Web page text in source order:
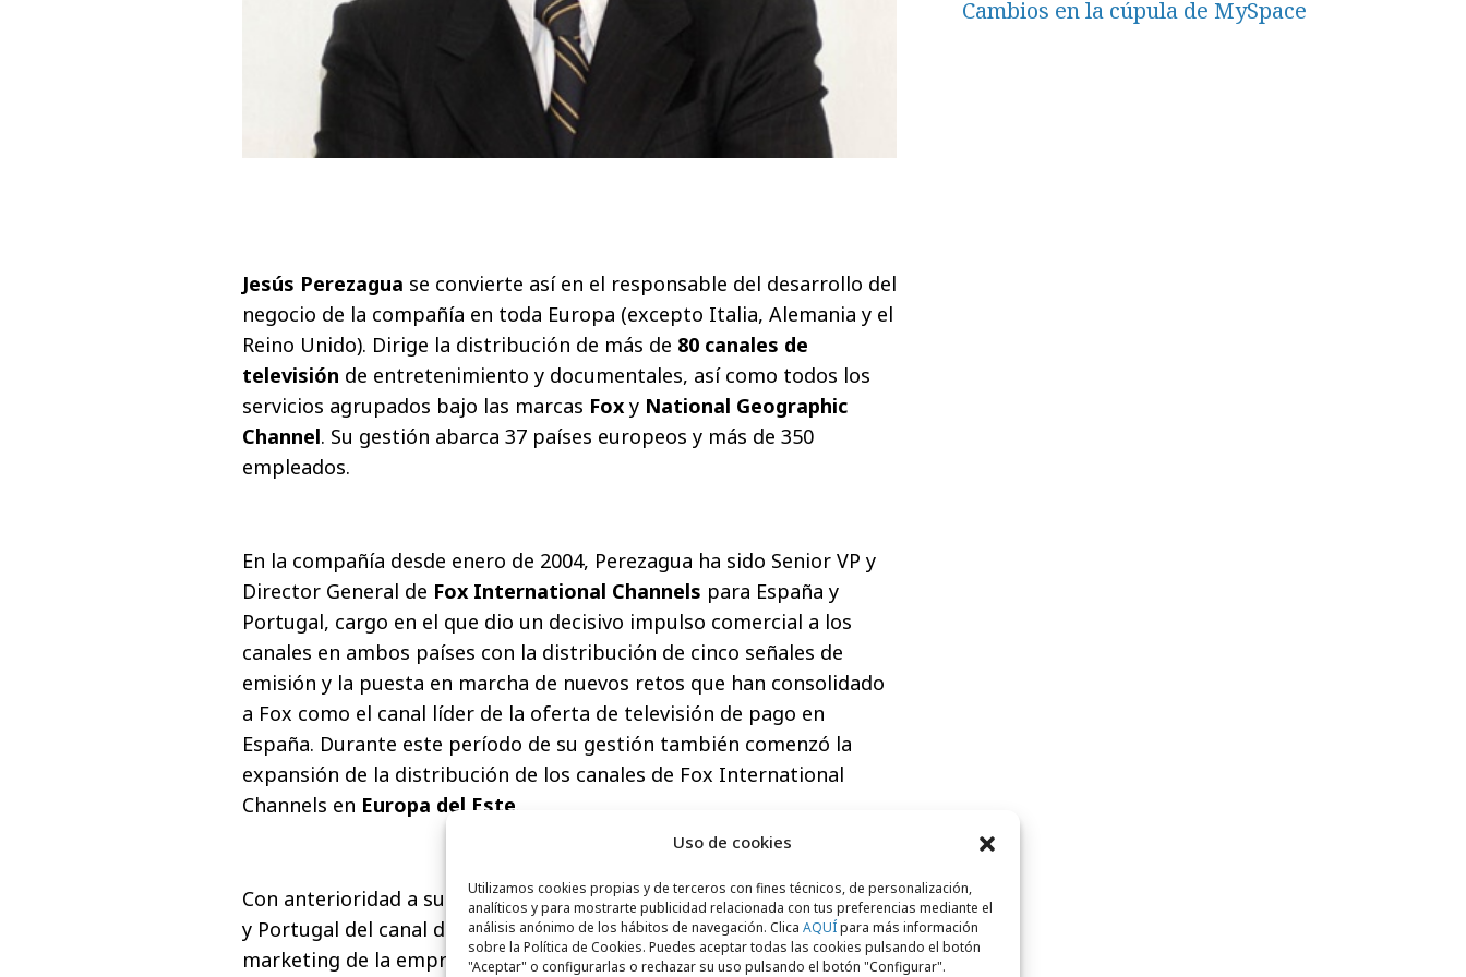
Uso de cookies
Utilizamos cookies propias y de terceros con fines técnicos, de personalización,
analíticos y para mostrarte publicidad relacionada con tus preferencias mediante el
análisis anónimo de los hábitos de navegación. Clica AQUÍpara más información
sobre la Política de Cookies. Puedes aceptar todas las cookies pulsando el botón
"Aceptar" o configurarlas o rechazar su uso pulsando el botón "Configurar".
Jesús Perezagua se convierte así en el responsable del desarrollo del
negocio de la compañía en toda Europa (excepto Italia, Alemania y el
Reino Unido). Dirige la distribución de más de 80 canales de
televisión de entretenimiento y documentales, así como todos los
servicios agrupados bajo las marcas Fox y National Geographic
Channel. Su gestión abarca 37 países europeos y más de 350
empleados.
En la compañía desde enero de 2004, Perezagua ha sido Senior VP y
Director General de Fox International Channels para España y
Portugal, cargo en el que dio un decisivo impulso comercial a los
canales en ambos países con la distribución de cinco señales de
emisión y la puesta en marcha de nuevos retos que han consolidado
a Fox como el canal líder de la oferta de televisión de pago en
España. Durante este período de su gestión también comenzó la
expansión de la distribución de los canales de Fox International
Channels en Europa del Este
Con anterioridad a su llegada a FIC, fue director general para España
y Portugal del canal de televisiónFox Kids(hoy Jetix) y director de
marketing de la empresa de entretenimiento de origen japonés
Cambios en la cúpula de MySpace